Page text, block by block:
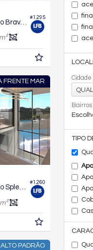
Cidade
Bairros
TIPO
#1.295
Apartamento no Edifício Brava Beach - Reserva Recife
FRENTE MAR
#1.260
Apartamento no Edifício Splendido Blue Diamond
ALTO PADRÃO